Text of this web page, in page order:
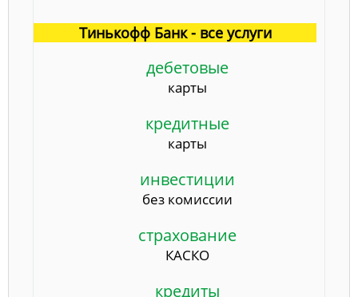
Тинькофф Банк - все услуги
дебетовые
карты
кредитные
карты
инвестиции
без комиссии
страхование
КАСКО
кредиты